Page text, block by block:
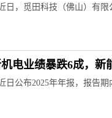
日，觅田科技（佛山）有限
电业绩暴跌6成，新
得“啤酒大王”青睐
日公布2025年年报，报告